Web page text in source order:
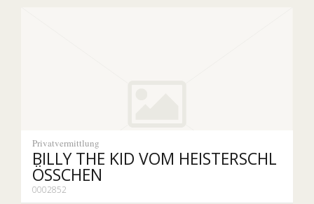
Privatvermittlung
BILLY THE KID VOM HEISTERSCHL
ÖSSCHEN
0002852